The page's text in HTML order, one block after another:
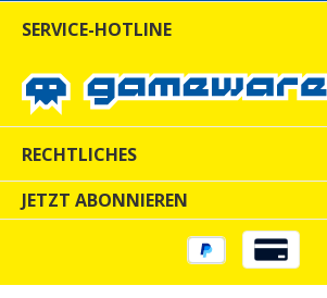
SERVICE-HOTLINE
RECHTLICHES
JETZT ABONNIEREN